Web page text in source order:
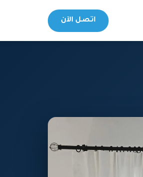
اتصل الآن